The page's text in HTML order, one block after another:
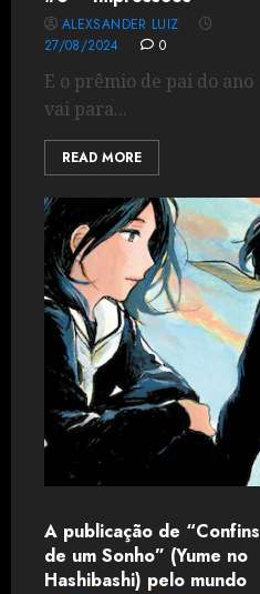
ALEXSANDER LUIZ
27/08/2024
0
E o prêmio de pai do ano
vai para...
READ MORE
A publicação de “Confins
de um Sonho” (Yume no
Hashibashi) pelo mundo